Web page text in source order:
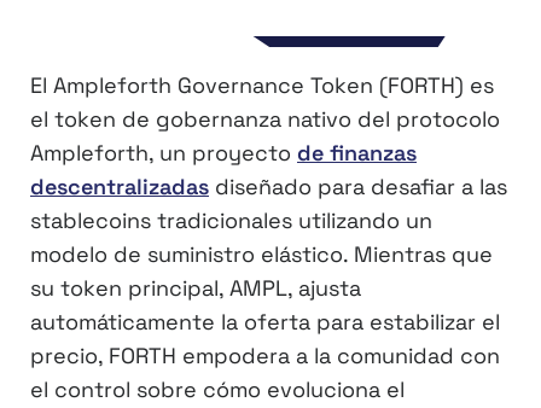
El Ampleforth Governance Token (FORTH) es
el token de gobernanza nativo del protocolo
Ampleforth, un proyecto de finanzas
descentralizadas diseñado para desafiar a las
stablecoins tradicionales utilizando un
modelo de suministro elástico. Mientras que
su token principal, AMPL, ajusta
automáticamente la oferta para estabilizar el
precio, FORTH empodera a la comunidad con
el control sobre cómo evoluciona el